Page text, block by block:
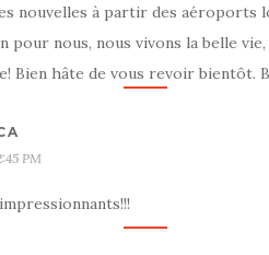
nouvelles à partir des
pour nous, nous vivons la belle
Bien hâte de vous revoir bientôt.
PM